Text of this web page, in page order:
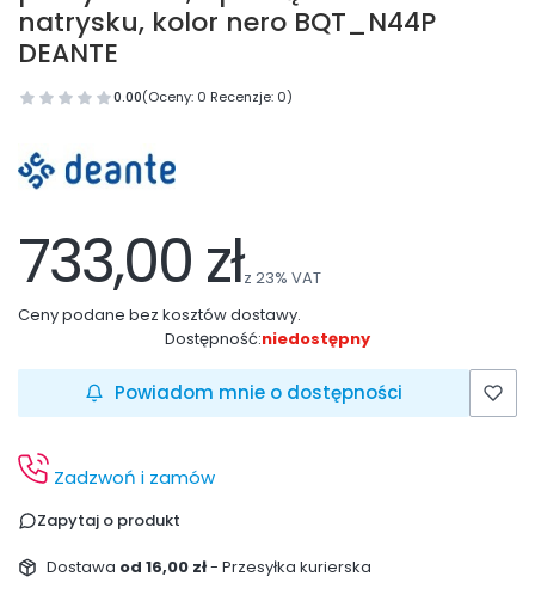
natrysku, kolor nero BQT_N44P
DEANTE
0.00(Oceny: 0 Recenzje: 0)
733,00 złz 23% VAT
Ceny podane bez kosztów dostawy.
Dostępność:niedostępny
Powiadom mnie o dostępności
Zadzwoń i zamów
Zapytaj o produkt
Dostawa od 16,00 zł- Przesyłka kurierska